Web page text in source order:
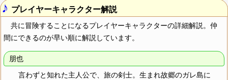
♪ プレイヤーキャラクター解説
共に冒険することになるプレイヤーキャラクターの詳細解説。仲
間にできるのが早い順に解説しています。
朋也
言わずと知れた主人公で、旅の剣士。生まれ故郷のガレ島に